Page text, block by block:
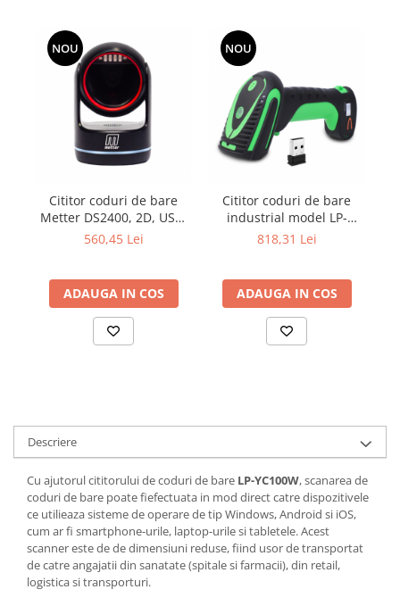
NOU
Cititor coduri de bare
Metter DS2400, 2D, USB,
negru
560,45 Lei
ADAUGA IN COS
NOU
Cititor coduri de bare
industrial model LP-
WE25, 2D, bluetooth,
818,31 Lei
ADAUGA IN COS
Descriere
Cu ajutorul cititorului de coduri de bare LP-YC100W, scanarea de
coduri de bare poate fiefectuata in mod direct catre dispozitivele
ce utilieaza sisteme de operare de tip Windows, Android si iOS,
cum ar fi smartphone-urile, laptop-urile si tabletele. Acest
scanner este de de dimensiuni reduse, fiind usor de transportat
de catre angajatii din sanatate (spitale si farmacii), din retail,
logistica si transporturi.